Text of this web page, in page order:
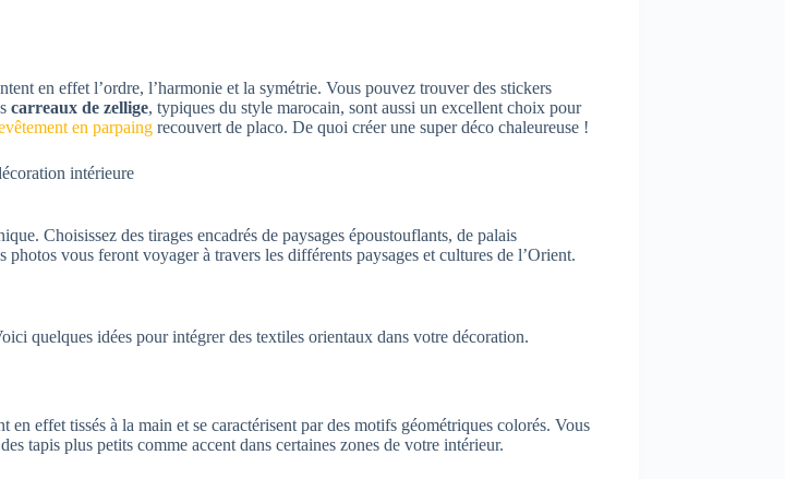
en effet l’ordre, l’harmonie et la symétrie. Vous pouvez trouver des stickers
carreaux de zellige, typiques du style marocain, sont aussi un excellent choix pour
en parpaing recouvert de placo. De quoi créer une super déco chaleureuse !
Choisissez des tirages encadrés de paysages époustouflants, de palais
photos vous feront voyager à travers les différents paysages et cultures de l’Orient.
quelques idées pour intégrer des textiles orientaux dans votre décoration.
effet tissés à la main et se caractérisent par des motifs géométriques colorés. Vous
tapis plus petits comme accent dans certaines zones de votre intérieur.